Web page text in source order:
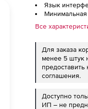
Язык
Минимальная
Все
Для заказа
менее 5 штук
соглашения.
Доступно
ИП – не